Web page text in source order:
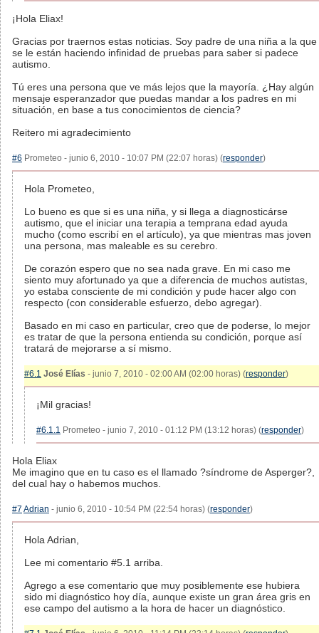
¡Hola Eliax!
Gracias por traernos estas noticias. Soy padre de una niña a la que
se le están haciendo infinidad de pruebas para saber si padece
autismo.
Tú eres una persona que ve más lejos que la mayoría. ¿Hay algún
mensaje esperanzador que puedas mandar a los padres en mi
situación, en base a tus conocimientos de ciencia?
Reitero mi agradecimiento
#6 Prometeo - junio 6, 2010 - 10:07 PM (22:07 horas) (responder)
Hola Prometeo,
Lo bueno es que si es una niña, y si llega a diagnosticárse
autismo, que el iniciar una terapia a temprana edad ayuda
mucho (como escribí en el artículo), ya que mientras mas joven
una persona, mas maleable es su cerebro.
De corazón espero que no sea nada grave. En mi caso me
siento muy afortunado ya que a diferencia de muchos autistas,
yo estaba consciente de mi condición y pude hacer algo con
respecto (con considerable esfuerzo, debo agregar).
Basado en mi caso en particular, creo que de poderse, lo mejor
es tratar de que la persona entienda su condición, porque así
tratará de mejorarse a sí mismo.
#6.1 José Elías - junio 7, 2010 - 02:00 AM (02:00 horas) (responder)
¡Mil gracias!
#6.1.1 Prometeo - junio 7, 2010 - 01:12 PM (13:12 horas) (responder)
Hola Eliax
Me imagino que en tu caso es el llamado ?síndrome de Asperger?,
del cual hay o habemos muchos.
#7 Adrian - junio 6, 2010 - 10:54 PM (22:54 horas) (responder)
Hola Adrian,
Lee mi comentario #5.1 arriba.
Agrego a ese comentario que muy posiblemente ese hubiera
sido mi diagnóstico hoy día, aunque existe un gran área gris en
ese campo del autismo a la hora de hacer un diagnóstico.